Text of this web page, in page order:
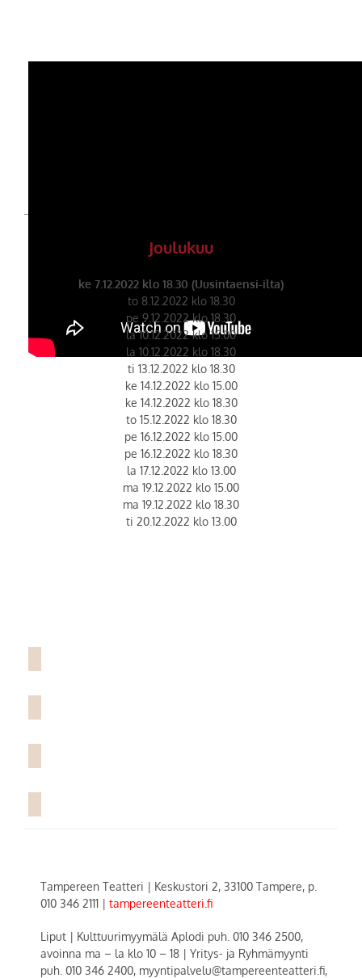
Joulukuu
ke 7.12.2022 klo 18.30 (Uusintaensi-ilta)
to 8.12.2022 klo 18.30
pe 9.12.2022 klo 18.30
la 10.12.2022 klo 15.00
la 10.12.2022 klo 18.30
ti 13.12.2022 klo 18.30
ke 14.12.2022 klo 15.00
ke 14.12.2022 klo 18.30
to 15.12.2022 klo 18.30
pe 16.12.2022 klo 15.00
pe 16.12.2022 klo 18.30
la 17.12.2022 klo 13.00
ma 19.12.2022 klo 15.00
ma 19.12.2022 klo 18.30
ti 20.12.2022 klo 13.00
Tampereen Teatteri | Keskustori 2, 33100 Tampere, p.
010 346 2111 | tampereenteatteri.fi
Liput | Kulttuurimyymälä Aplodi puh. 010 346 2500,
avoinna ma – la klo 10 – 18 | Yritys- ja Ryhmämyynti
puh. 010 346 2400, myyntipalvelu@tampereenteatteri.fi,